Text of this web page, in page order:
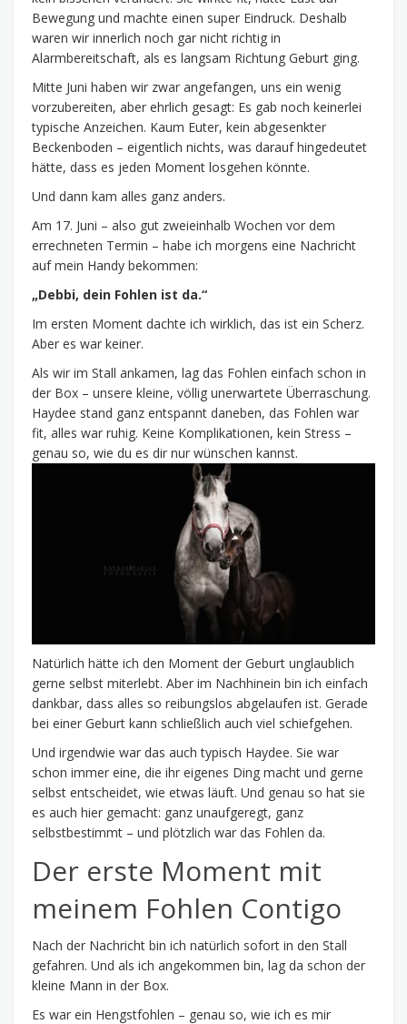
Bewegung und machte einen super Eindruck. Deshalb
waren wir innerlich noch gar nicht richtig in
Alarmbereitschaft, als es langsam Richtung Geburt ging.
Mitte Juni haben wir zwar angefangen, uns ein wenig
vorzubereiten, aber ehrlich gesagt: Es gab noch keinerlei
typische Anzeichen. Kaum Euter, kein abgesenkter
Beckenboden – eigentlich nichts, was darauf hingedeutet
hätte, dass es jeden Moment losgehen könnte.
Und dann kam alles ganz anders.
Am 17. Juni – also gut zweieinhalb Wochen vor dem
errechneten Termin – habe ich morgens eine Nachricht
auf mein Handy bekommen:
„Debbi, dein Fohlen ist da.“
Im ersten Moment dachte ich wirklich, das ist ein Scherz.
Aber es war keiner.
Als wir im Stall ankamen, lag das Fohlen einfach schon in
der Box – unsere kleine, völlig unerwartete Überraschung.
Haydee stand ganz entspannt daneben, das Fohlen war
fit, alles war ruhig. Keine Komplikationen, kein Stress –
genau so, wie du es dir nur wünschen kannst.
Natürlich hätte ich den Moment der Geburt unglaublich
gerne selbst miterlebt. Aber im Nachhinein bin ich einfach
dankbar, dass alles so reibungslos abgelaufen ist. Gerade
bei einer Geburt kann schließlich auch viel schiefgehen.
Und irgendwie war das auch typisch Haydee. Sie war
schon immer eine, die ihr eigenes Ding macht und gerne
selbst entscheidet, wie etwas läuft. Und genau so hat sie
es auch hier gemacht: ganz unaufgeregt, ganz
selbstbestimmt – und plötzlich war das Fohlen da.
Der erste Moment mit
meinem Fohlen Contigo
Nach der Nachricht bin ich natürlich sofort in den Stall
gefahren. Und als ich angekommen bin, lag da schon der
kleine Mann in der Box.
Es war ein Hengstfohlen – genau so, wie ich es mir